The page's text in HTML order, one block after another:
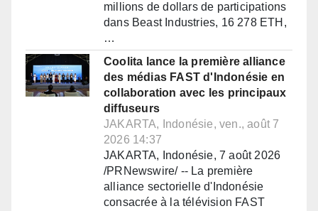
millions de dollars de participations
dans Beast Industries, 16 278 ETH,
…
Coolita lance la première alliance
des médias FAST d'Indonésie en
collaboration avec les principaux
diffuseurs
JAKARTA, Indonésie, ven., août 7
2026 14:37
JAKARTA, Indonésie, 7 août 2026
/PRNewswire/ -- La première
alliance sectorielle d'Indonésie
consacrée à la télévision FAST